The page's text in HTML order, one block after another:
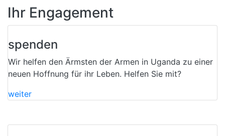
Ihr Engagement
spenden
Wir helfen den Ärmsten der Armen in Uganda zu einer
neuen Hoffnung für ihr Leben. Helfen Sie mit?
weiter